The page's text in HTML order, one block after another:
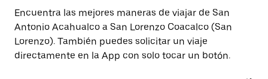
Encuentra las mejores maneras de viajar de San
Antonio Acahualco a San Lorenzo Coacalco (San
Lorenzo). También puedes solicitar un viaje
directamente en la App con solo tocar un botón.